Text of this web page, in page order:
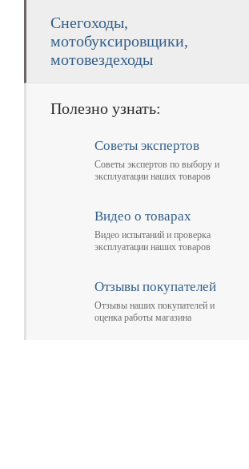
Снегоходы,
мотобуксировщики,
мотовездеходы
Полезно узнать:
Советы экспертов
Советы экспертов по выбору и
эксплуатации наших товаров
Видео о товарах
Видео испытаний и проверка
эксплуатации наших товаров
Отзывы покупателей
Отзывы наших покупателей и
оценка работы магазина